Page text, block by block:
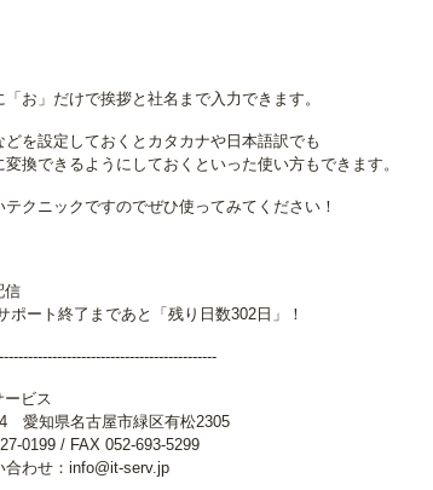
「お」だけで挨拶と社名まで入力できます。
どを設定しておくとカタカナや日本語訳でも
換できるようにしておくといった使い方もできます。
クニックですのでぜひ使ってみてください！
信
ポート終了まであと「残り日数302日」！
ービス
愛知県名古屋市緑区有松2305
0199 / FAX 052-693-5299
わせ：info@it-serv.jp